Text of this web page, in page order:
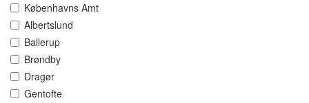
Københavns Amt
Albertslund
Ballerup
Brøndby
Dragør
Gentofte